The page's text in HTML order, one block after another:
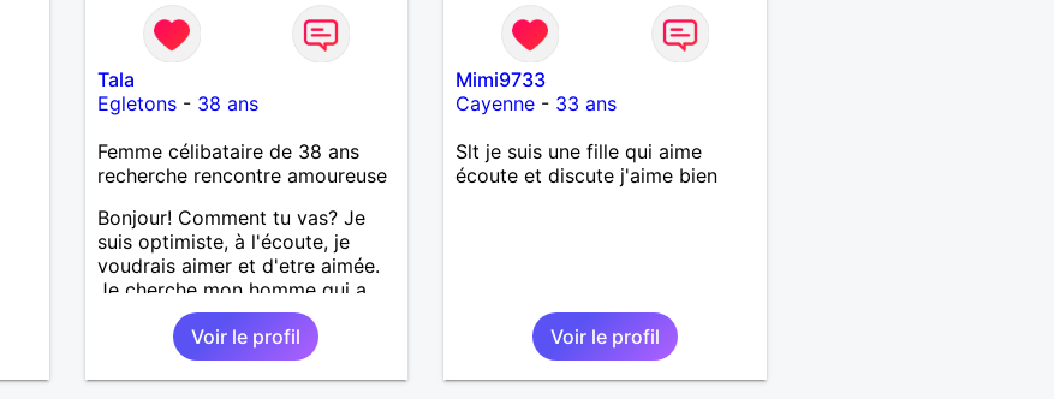
Tala
Egletons- 38 ans
Femme célibataire de 38 ans
recherche rencontre amoureuse
Bonjour! Comment tu vas? Je
suis optimiste, à l'écoute, je
voudrais aimer et d'etre aimée.
Je cherche mon homme qui a
38-48 ans. Aussi en Correse en
préférence ou dans son alentour
vu que je travaille en CDI et je
ne peux pas souvent voyager
Voir le profil
Mimi9733
Cayenne - 33 ans
Slt je suis une fille qui aime
écoute et discute j'aime bien
Voir le profil